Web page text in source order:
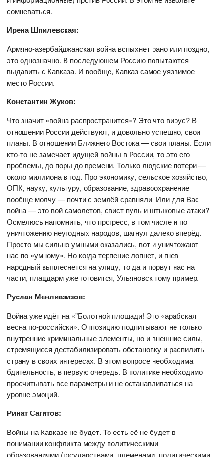
сомневаться.
Ирена Шпилевская:
Армяно-азербайджанская война вспыхнет рано или поздно,
это однозначно. В последующем Россию попытаются
выдавить с Кавказа. И вообще, Кавказ самое уязвимое
место России.
Константин Жуков:
Что значит «война распространится»? Это что вирус? В
отношении России действуют, и довольно успешно, свои
планы. В отношении Ближнего Востока — свои планы. Если
кто-то не замечает идущей войны в России, то это его
проблемы, до поры до времени. Только людские потери —
около миллиона в год. Про экономику, сельское хозяйство,
ОПК, науку, культуру, образование, здравоохранение
вообще молчу — почти с землёй сравняли. Или для Вас
война — это вой самолетов, свист пуль и штыковые атаки?
Осмелюсь напомнить, что прогресс, в том числе и по
уничтожению неугодных народов, шагнул далеко вперёд.
Просто мы сильно умными оказались, вот и уничтожают
нас по «умному». Но когда терпение лопнет, и гнев
народный выплеснется на улицу, тогда и порвут нас на
части, плацдарм уже готовится, Ульяновск тому пример.
Руслан Менлиазизов:
Война уже идёт на «"Болотной площади! Это «арабская
весна по-российски». Оппозицию подпитывают не только
внутренние криминальные элементы, но и внешние силы,
стремящиеся дестабилизировать обстановку и распилить
страну в своих интересах. В этом вопросе необходима
бдительность, в первую очередь. В политике необходимо
просчитывать все параметры и не останавливаться на
уровне эмоций.
Ринат Сагитов:
Войны на Кавказе не будет. То есть её не будет в
понимании конфликта между политическими
образованиями (государствами, племенами, политическими